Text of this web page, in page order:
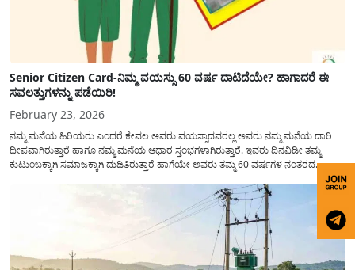
Senior Citizen Card-ನಿಮ್ಮ ವಯಸ್ಸು 60 ವರ್ಷ ದಾಟಿದೆಯೇ? ಹಾಗಾದರೆ ಈ
ಸವಲತ್ತುಗಳನ್ನು ಪಡೆಯಿರಿ!
February 23, 2026
ನಮ್ಮ ಮನೆಯ ಹಿರಿಯರು ಎಂದರೆ ಕೇವಲ ಅವರು ವಯಸ್ಸಾದವರಲ್ಲ ಅವರು ನಮ್ಮ ಮನೆಯ ದಾರಿ
ದೀಪವಾಗಿರುತ್ತಾರೆ ಹಾಗೂ ನಮ್ಮ ಮನೆಯ ಆಧಾರ ಸ್ತಂಭಗಳಾಗಿರುತ್ತಾರೆ. ಇವರು ದಿನವಿಡೀ ತಮ್ಮ
ಕುಟುಂಬಕ್ಕಾಗಿ ಸಮಾಜಕ್ಕಾಗಿ ದುಡಿತಿರುತ್ತಾರೆ ಹಾಗೆಯೇ ಅವರು ತಮ್ಮ 60 ವರ್ಷಗಳ ನಂತರದ
ಜೀವನವನ್ನು ನೆಮ್ಮದಿಯಿಂದ ಕಳೆಯಬೇಕೆಂಬುದು ಪ್ರತಿಯೊಬ್ಬರ ಕನಸಾಗಿರುತ್ತದೆ ಆದ್ದರಿಂದ ಸರ್ಕಾರವು